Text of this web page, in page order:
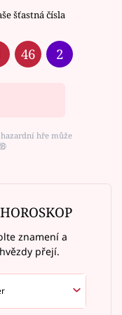
šťastná čísla
46 2
hře může
znamení a
přejí.